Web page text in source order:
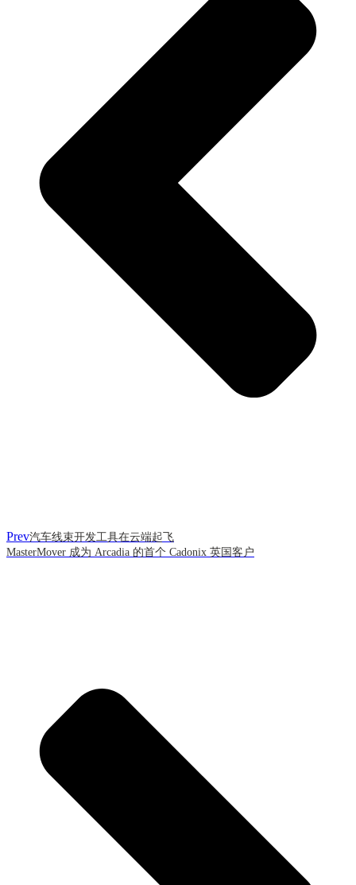
Prev汽车线束开发工具在云端起飞
MasterMover 成为 Arcadia 的首个 Cadonix 英国客户